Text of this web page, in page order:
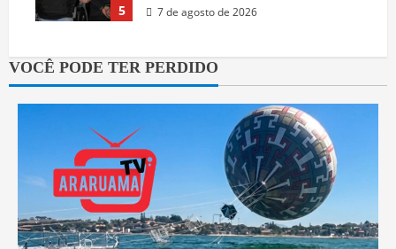
5
7 de agosto de 2026
VOCÊ PODE TER PERDIDO